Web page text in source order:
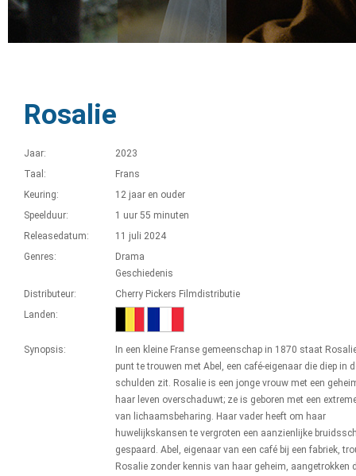
Rosalie
Jaar:
2023
Taal:
Frans
Keuring:
12 jaar en ouder
Speelduur:
1 uur 55 minuten
Releasedatum:
11 juli 2024
Genres:
Drama
Geschiedenis
Distributeur:
Cherry Pickers Filmdistributie
Landen:
Synopsis:
In een kleine Franse gemeenschap in 1870 staat
punt te trouwen met Abel, een café-eigenaar die diep in
schulden zit. Rosalie is een jonge vrouw met een
haar leven overschaduwt; ze is geboren met een
van lichaamsbeharing. Haar vader heeft om haar
huwelijkskansen te vergroten een aanzienlijke
gespaard. Abel, eigenaar van een café bij een fabriek,
Rosalie zonder kennis van haar geheim, aangetrokken